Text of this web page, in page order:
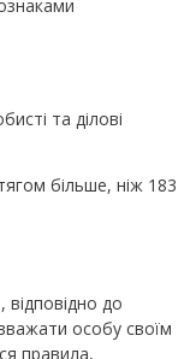
та ділові
більше, ніж 183
відповідно до
особу своїм
правила,